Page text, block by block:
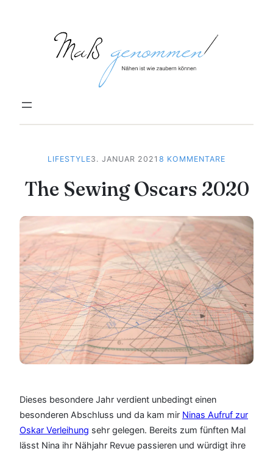
springen
LIFESTYLE3. JANUAR 2021 8 KOMMENTARE
SEWING
OSCARS
The Sewing Oscars 2020
Dieses besondere Jahr verdient unbedingt einen
besonderen Abschluss und da kam mir Ninas Aufruf zur
Oskar Verleihung sehr gelegen. Bereits zum fünften Mal
lässt Nina ihr Nähjahr Revue passieren und würdigt ihre